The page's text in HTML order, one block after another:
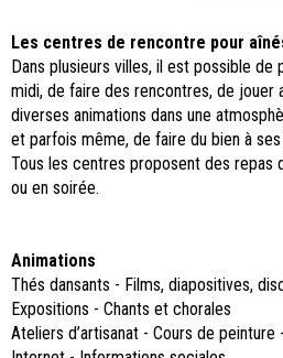
Les centres de rencontre pour
Dans plusieurs villes, il est possible de
midi, de faire des rencontres, de jouer
diverses animations dans une
et parfois même, de faire du bien à
Tous les centres proposent des repas
ou en soirée.
Animations
Thés dansants - Films, diapositives,
Expositions - Chants et chorales
Ateliers d’artisanat - Cours de